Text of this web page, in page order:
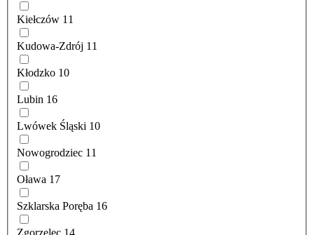
Kiełczów 11
Kudowa-Zdrój 11
Kłodzko 10
Lubin 16
Lwówek Śląski 10
Nowogrodziec 11
Oława 17
Szklarska Poręba 16